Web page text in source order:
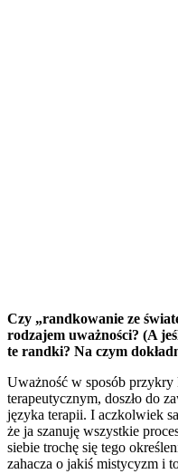
Czy „randkowanie ze
rodzajem uważności? (A
te randki? Na czym
Uważność w sposób przykry
terapeutycznym, doszło do
języka terapii. I aczkolwiek
że ja szanuję wszystkie
siebie trochę się tego
zahacza o jakiś mistycyzm i